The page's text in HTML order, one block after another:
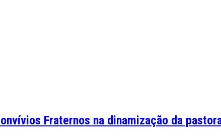
Fraternos na dinamização da